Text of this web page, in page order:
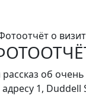
о
об
1,